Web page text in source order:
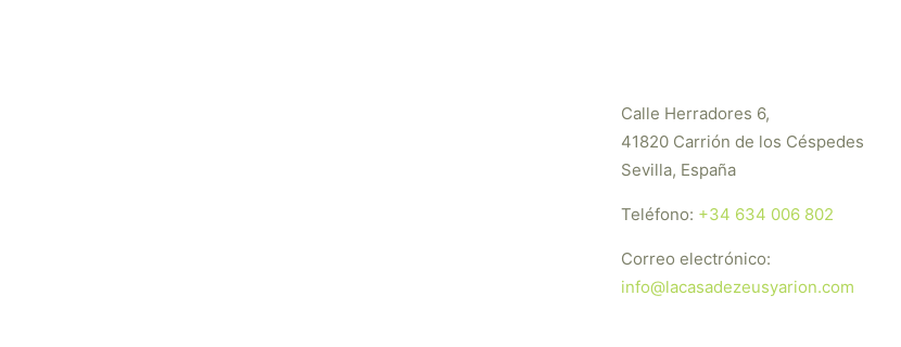
Calle Herradores 6,
41820 Carrión de los Céspedes
Sevilla, España
Teléfono: +34 634 006 802
Correo electrónico:
info@lacasadezeusyarion.com